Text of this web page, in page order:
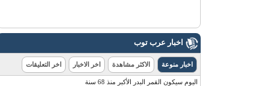
اخبار عرب توب
اخبار منوعة الاكثر مشاهدة اخر الاخبار اخر التعليقات
اليوم سيكون القمر البدر الأكبر منذ 68 سنة